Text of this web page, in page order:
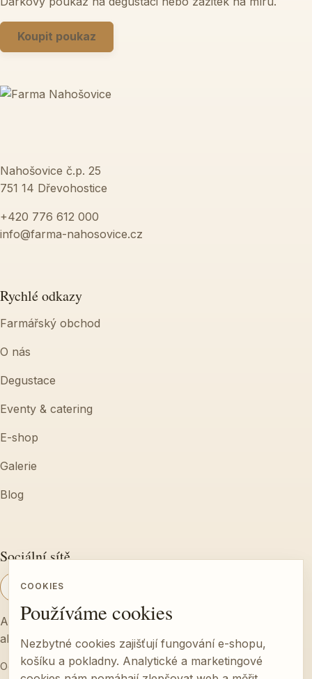
Koupit poukaz
Nahošovice č.p. 25
751 14 Dřevohostice
+420 776 612 000
info@farma-nahosovice.cz
Rychlé odkazy
Farmářský obchod
O nás
Degustace
Eventy & catering
E-shop
Galerie
Blog
Sociální sítě
Aktuální dění z farmy, termíny degustací a ukázky z
akcí.
Ochrana osobních údajů
COOKIES
Používáme cookies
Nezbytné cookies zajišťují fungování e-shopu,
košíku a pokladny. Analytické a marketingové